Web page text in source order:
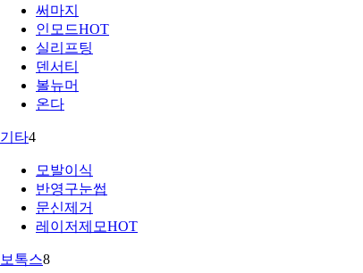
써마지
인모드HOT
실리프팅
덴서티
볼뉴머
온다
기타4
모발이식
반영구눈썹
문신제거
레이저제모HOT
보톡스8